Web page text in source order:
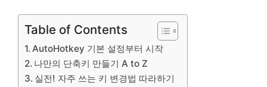
Table of Contents
AutoHotkey 기본 설정부터 시작
나만의 단축키 만들기 A to Z
실전! 자주 쓰는 키 변경법 따라하기